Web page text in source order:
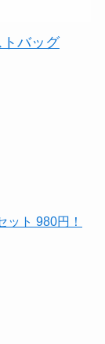
バッグ
ト 980円！